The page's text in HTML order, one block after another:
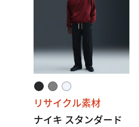
リサイクル素材
ナイキ スタンダード